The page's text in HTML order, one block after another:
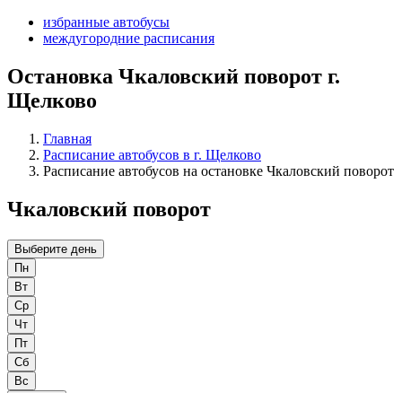
избранные автобусы
междугородние расписания
Остановка Чкаловский поворот г.
Щелково
Главная
Расписание автобусов в г. Щелково
Расписание автобусов на остановке Чкаловский поворот
Чкаловский поворот
Выберите день
Пн
Вт
Ср
Чт
Пт
Сб
Вс